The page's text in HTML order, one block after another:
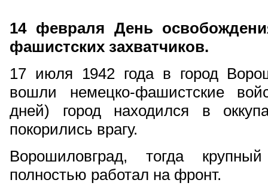
14 февраля День
фашистских захватчиков.
17 июля 1942 года в город
вошли немецко-фашистские
дней) город находился в
покорились врагу.
Ворошиловград, тогда
полностью работал на фронт.